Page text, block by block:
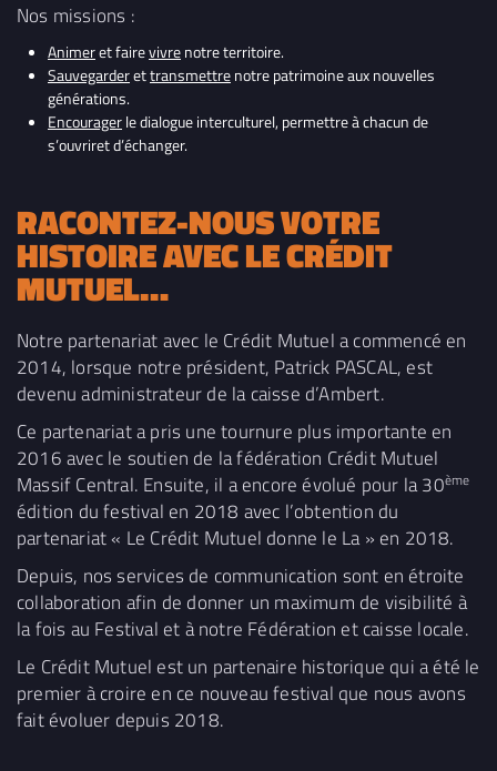
Nos missions :
Animeret fairevivrenotre territoire.
Sauvegarderettransmettrenotre patrimoine aux nouvelles
générations.
Encouragerle dialogue interculturel, permettre à chacun de
s’ouvriret d’échanger.
RACONTEZ-NOUS VOTRE
HISTOIRE AVEC LE CRÉDIT
MUTUEL…
Notre partenariat avec le Crédit Mutuel a commencé en
2014, lorsque notre président, Patrick PASCAL, est
devenu administrateur de la caisse d’Ambert.
Ce partenariat a pris une tournure plus importante en
2016 avec le soutien de la fédération Crédit Mutuel
Massif Central. Ensuite, il a encore évolué pour la 30ème
édition du festival en 2018 avec l’obtention du
partenariat « Le Crédit Mutuel donne le La » en 2018.
Depuis, nos services de communication sont en étroite
collaboration afin de donner un maximum de visibilité à
la fois au Festival et à notre Fédération et caisse locale.
Le Crédit Mutuel est un partenaire historique qui a été le
premier à croire en ce nouveau festival que nous avons
fait évoluer depuis 2018.